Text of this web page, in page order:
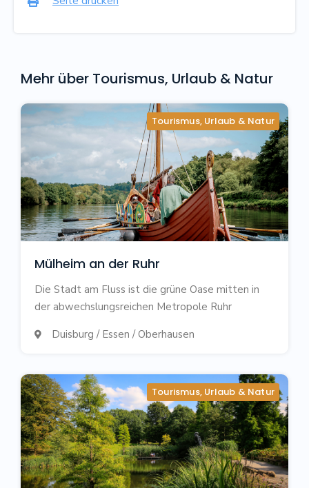
Mehr über Tourismus, Urlaub & Natur
Tourismus, Urlaub & Natur
Mülheim an der Ruhr
Die Stadt am Fluss ist die grüne Oase mitten in
der abwechslungsreichen Metropole Ruhr
 Duisburg / Essen / Oberhausen
Tourismus, Urlaub & Natur